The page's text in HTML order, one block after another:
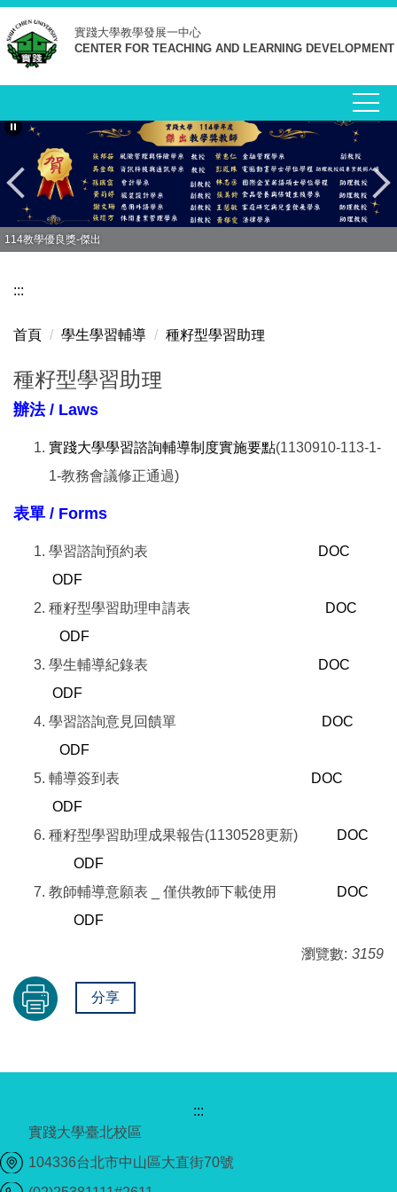
跳
到
主
要
容
實踐大學教學發展一中心
CENTER FOR TEACHING AND LEARNING DEVELOPMENT
114教學優良獎-傑出
:::
首頁 學生學習輔導 種籽型學習助理
種籽型學習助理
辦法 / Laws
實踐大學學習諮詢輔導制度實施要點(1130910-113-1-
1-教務會議修正通過)
表單 / Forms
學習諮詢預約表
DOC
ODF
種籽型學習助理申請表
DOC
ODF
學生輔導紀錄表
DOC
ODF
學習諮詢意見回饋單
DOC
ODF
輔導簽到表
DOC
ODF
種籽型學習助理成果報告(1130528更新)
DOC
ODF
教師輔導意願表 _ 僅供教師下載使用
DOC
ODF
瀏覽數: 3159
分享
:::
實踐大學臺北校區
104336台北市中山區大直街70號